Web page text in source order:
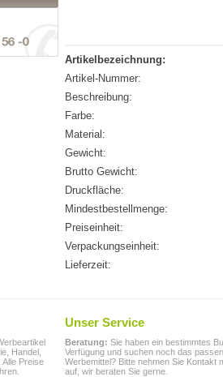
Artikelbezeichnung:
Artikel-Nummer:
Beschreibung:
Farbe:
Material:
Gewicht:
Brutto Gewicht:
Druckfläche:
Mindestbestellmenge:
Preiseinheit:
Verpackungseinheit:
Lieferzeit:
Handel,
Preise
Unser Service
Beratung: Sie haben ein bestimmtes
Verfügung und suchen noch das
Werbemittel? Bitte nehmen Sie Kontakt
auf, wir beraten Sie gerne.